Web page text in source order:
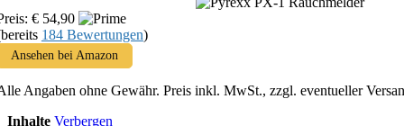
€ 54,90
184 Bewertungen)
Ansehen bei Amazon
Angaben ohne Gewähr. Preis inkl. MwSt., zzgl. eventueller
Inhalte Verbergen